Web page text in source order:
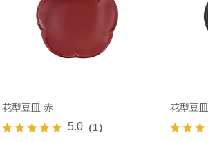
花型豆皿 赤
5.0 （1）
花型豆